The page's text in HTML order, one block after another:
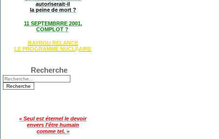
autoriserait-il
la peine de mort ?
11 SEPTEMBRRE 2001,
COMPLOT ?
BAYROU RELANCE
LE PROGRAMME NUCLÉAIRE
Recherche
« Seul est éternel le devoir
envers l'être humain
comme tel. »